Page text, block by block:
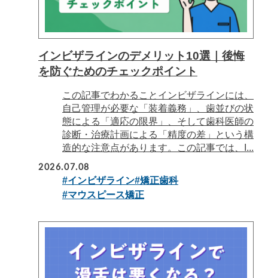
インビザラインのデメリット10選｜後悔
を防ぐためのチェックポイント
この記事でわかることインビザラインには、
自己管理が必要な「装着義務」、歯並びの状
態による「適応の限界」、そして歯科医師の
診断・治療計画による「精度の差」という構
造的な注意点があります。この記事では、I...
2026.07.08
#インビザライン#矯正歯科
#マウスピース矯正